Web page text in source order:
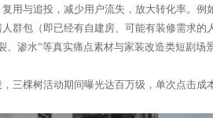
用与追投，减少用户流失，放大转化率。例
群包（即已经有自建房、可能有装修需求的
、渗水”等真实痛点素材与家装改造类短剧场
三棵树活动期间曝光达百万级，单次点击成